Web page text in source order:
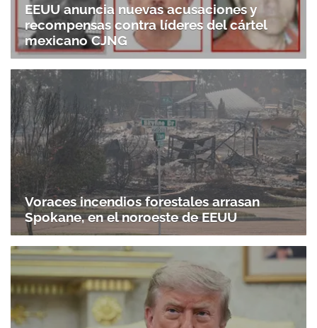
EEUU anuncia nuevas acusaciones y
recompensas contra líderes del cártel
mexicano CJNG
Voraces incendios forestales arrasan
Spokane, en el noroeste de EEUU